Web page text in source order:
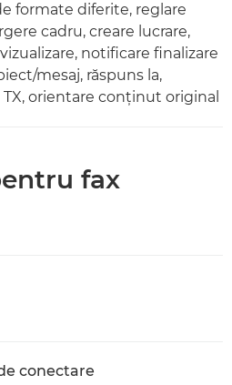
formate diferite, reglare
cadru, creare lucrare,
notificare finalizare
mesaj, răspuns la,
orientare conţinut original
fax
conectare